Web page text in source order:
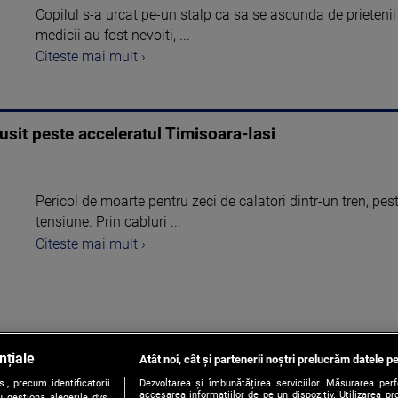
Copilul s-a urcat pe-un stalp ca sa se ascunda de
medicii au fost nevoiti, ...
Citeste mai mult ›
peste acceleratul Timisoara-Iasi
Pericol de moarte pentru zeci de calatori dintr-un tren,
tensiune. Prin cabluri ...
Citeste mai mult ›
1
precum identificatorii
Atât noi, cât și partenerii noștri prelucrăm datele
Dezvoltarea și îmbunătățirea serviciilor. Măsurarea
accesarea informațiilor de pe un dispozitiv. Utilizarea